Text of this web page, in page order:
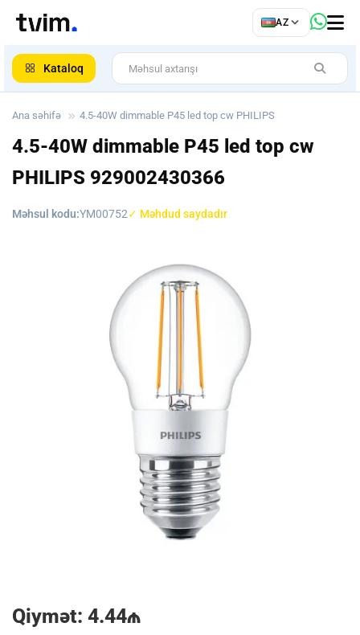
AZ
Kataloq
Ana səhifə 4.5-40W dimmable P45 led top cw PHILIPS
4.5-40W dimmable P45 led top cw
PHILIPS 929002430366
Məhsul kodu:YM00752✓ Məhdud saydadır
Qiymət: 4.44₼